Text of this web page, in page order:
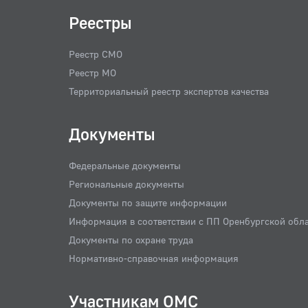
Реестры
Реестр СМО
Реестр МО
Территориальный реестр экспертов качества
Документы
Федеральные документы
Региональные документы
Документы по защите информации
Информация в соответствии с ПП Оренбургской
Документы по охране труда
Нормативно-справочная информация
Участникам ОМС